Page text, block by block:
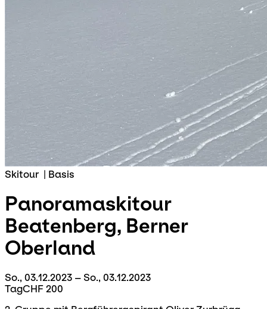
Skitour | Basis
Panoramaskitour
Beatenberg, Berner
Oberland
So., 03.12.2023 – So., 03.12.2023
TagCHF 200